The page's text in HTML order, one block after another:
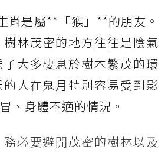
肖是屬**「猴」**的朋友。
林茂密的地方往往是陰氣
大多棲息於樹木繁茂的環
人在鬼月特別容易受到影
、身體不適的情況。
必要避開茂密的樹林以及